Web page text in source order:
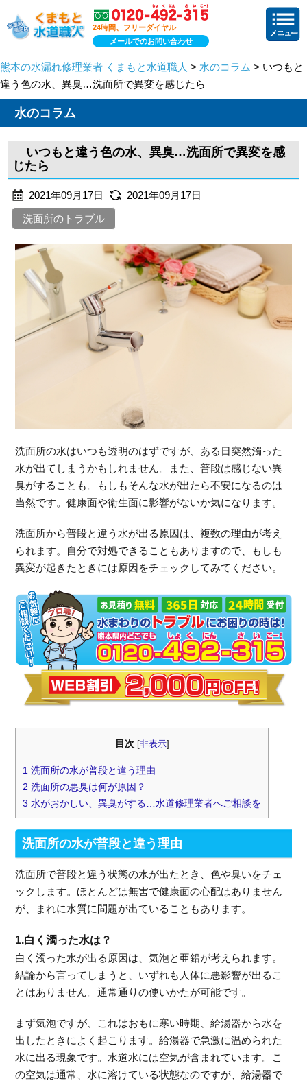
24時間、フリーダイヤル
メールでのお問い合わせ
熊本の水漏れ修理業者 くまもと水道職人 > 水のコラム > いつもと
違う色の水、異臭…洗面所で異変を感じたら
水のコラム
いつもと違う色の水、異臭…洗面所で異変を感
じたら
2021年09月17日
2021年09月17日
洗面所のトラブル
洗面所の水はいつも透明のはずですが、ある日突然濁った
水が出てしまうかもしれません。また、普段は感じない異
臭がすることも。もしもそんな水が出たら不安になるのは
当然です。健康面や衛生面に影響がないか気になります。
洗面所から普段と違う水が出る原因は、複数の理由が考え
られます。自分で対処できることもありますので、もしも
異変が起きたときには原因をチェックしてみてください。
目次 [非表示]
1 洗面所の水が普段と違う理由
2 洗面所の悪臭は何が原因？
3 水がおかしい、異臭がする…水道修理業者へご相談を
洗面所の水が普段と違う理由
洗面所で普段と違う状態の水が出たとき、色や臭いをチェ
ックします。ほとんどは無害で健康面の心配はありません
が、まれに水質に問題が出ていることもあります。
1.白く濁った水は？
白く濁った水が出る原因は、気泡と亜鉛が考えられます。
結論から言ってしまうと、いずれも人体に悪影響が出るこ
とはありません。通常通りの使いかたが可能です。
まず気泡ですが、これはおもに寒い時期、給湯器から水を
出したときによく起こります。給湯器で急激に温められた
水に出る現象です。水道水には空気が含まれています。こ
の空気は通常、水に溶けている状態なのですが、給湯器で